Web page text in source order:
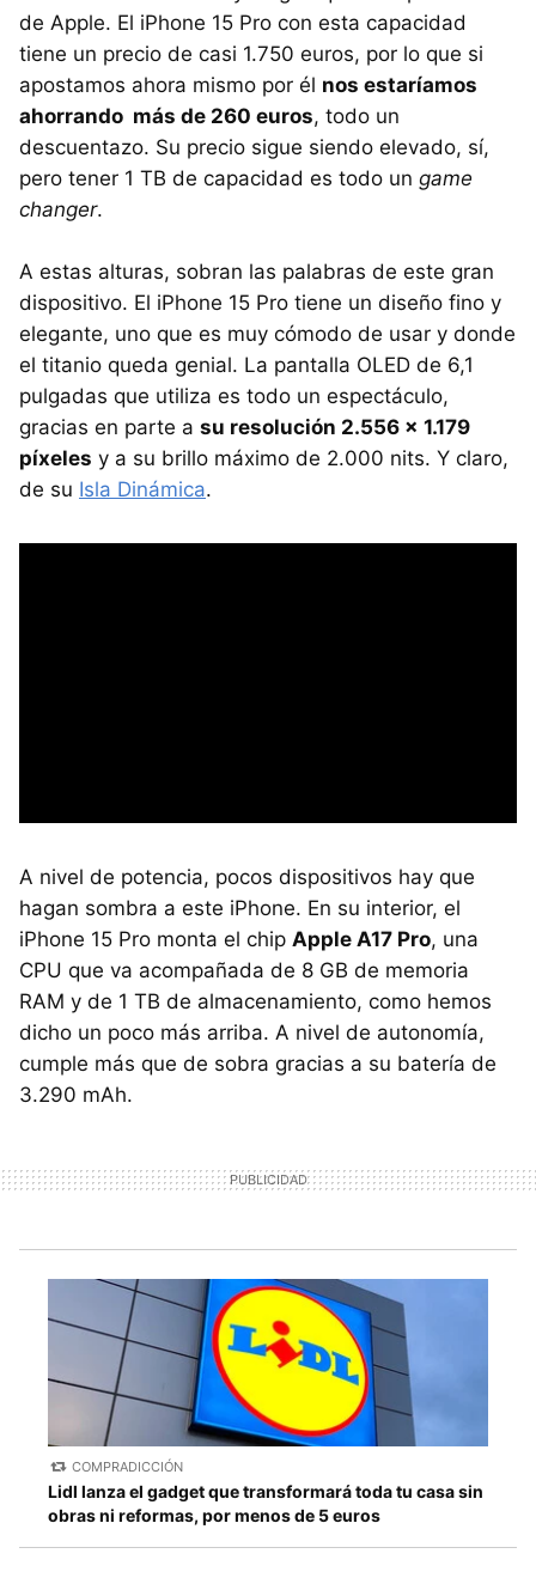
de Apple. El iPhone 15 Pro con esta capacidad
tiene un precio de casi 1.750 euros, por lo que si
apostamos ahora mismo por él nos estaríamos
ahorrando más de 260 euros, todo un
descuentazo. Su precio sigue siendo elevado, sí,
pero tener 1 TB de capacidad es todo un game
changer.
A estas alturas, sobran las palabras de este gran
dispositivo. El iPhone 15 Pro tiene un diseño fino y
elegante, uno que es muy cómodo de usar y donde
el titanio queda genial. La pantalla OLED de 6,1
pulgadas que utiliza es todo un espectáculo,
gracias en parte a su resolución 2.556 x 1.179
píxeles y a su brillo máximo de 2.000 nits. Y claro,
de su Isla Dinámica.
A nivel de potencia, pocos dispositivos hay que
hagan sombra a este iPhone. En su interior, el
iPhone 15 Pro monta el chip Apple A17 Pro, una
CPU que va acompañada de 8 GB de memoria
RAM y de 1 TB de almacenamiento, como hemos
dicho un poco más arriba. A nivel de autonomía,
cumple más que de sobra gracias a su batería de
3.290 mAh.
COMPRADICCIÓN
Lidl lanza el gadget que transformará toda tu casa sin
obras ni reformas, por menos de 5 euros